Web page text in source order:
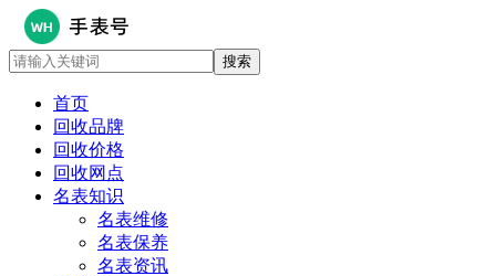
首页
回收品牌
回收价格
回收网点
名表知识
名表维修
名表保养
名表资讯